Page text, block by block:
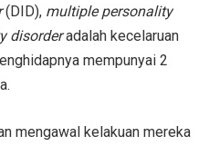
(DID), multiple personality
disorderadalah kecelaruan
mempunyai 2
mengawal kelakuan mereka